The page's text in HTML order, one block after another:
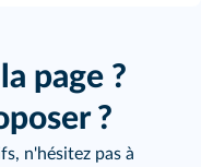
page ?
?
n'hésitez pas à